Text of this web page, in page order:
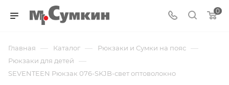
0
Главная — Каталог — Рюкзаки и Сумки на пояс —
Рюкзаки для детей —
SEVENTEEN Рюкзак 076-SKJB-свет оптоволокно